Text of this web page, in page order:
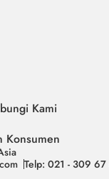
Kami
Konsumen
Telp: 021 - 309